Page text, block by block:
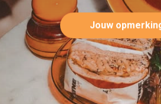
Jouw